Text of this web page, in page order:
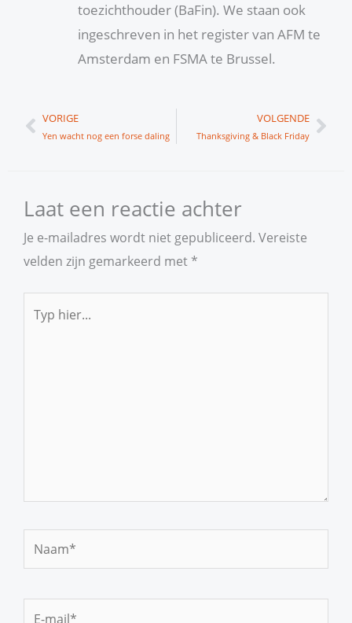
toezichthouder (BaFin). We staan ook
ingeschreven in het register van AFM te
Amsterdam en FSMA te Brussel.
Vorige
VORIGE
Yen wacht nog een forse daling
VOLGENDE
Thanksgiving & Black Friday
Laat een reactie achter
Je e-mailadres wordt niet gepubliceerd. Vereiste
velden zijn gemarkeerd met *
hier...
Naam*